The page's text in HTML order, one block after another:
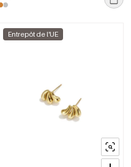
Entrepôt de l'UE